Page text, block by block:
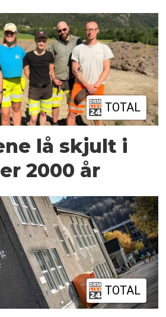
TOTAL
lå skjult i
2000 år
TOTAL